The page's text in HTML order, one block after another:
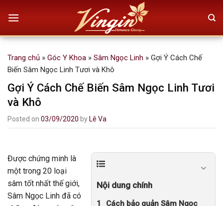
Trang chủ » Góc Y Khoa » Sâm Ngọc Linh » Gợi Ý Cách Chế
Biến Sâm Ngọc Linh Tươi và Khô
Gợi Ý Cách Chế Biến Sâm Ngọc Linh Tươi
và Khô
Posted on 03/09/2020 by Lê Va
Nội dung chính
Cách bảo quản Sâm Ngọc
Được chứng minh là
một trong 20 loại
sâm tốt nhất thế giới,
Sâm Ngọc Linh đã có